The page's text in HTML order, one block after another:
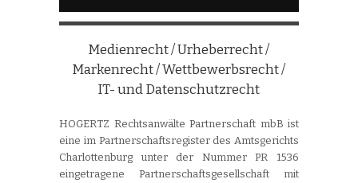
Medienrecht / Urheberrecht /
Markenrecht / Wettbewerbsrecht /
IT- und Datenschutzrecht
HOGERTZ Rechtsanwälte Partnerschaft mbB ist
eine im Partnerschaftsregister des Amtsgerichts
Charlottenburg unter der Nummer PR 1536
eingetragene Partnerschaftsgesellschaft mit